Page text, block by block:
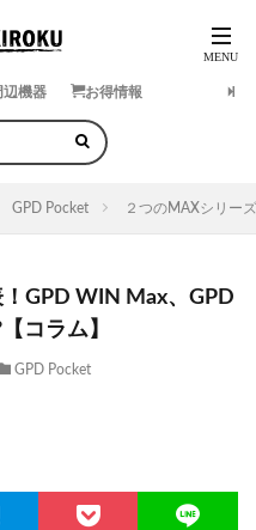
辺機器 お得情報
GPD Pocket ２つのMAXシリー
GPD WIN Max、GPD
コラム】
GPD Pocket